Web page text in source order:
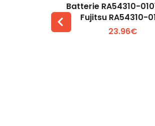
Voir plus +
Batterie RA54310-
Fujitsu RA54310-
23.96€